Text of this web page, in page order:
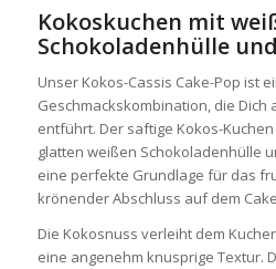
Kokoskuchen mit
Schokoladenhülle
Unser Kokos-Cassis Cake-Pop ist
Geschmackskombination, die Dich
entführt. Der saftige Kokos-
glatten weißen Schokoladenhülle
eine perfekte Grundlage für das
krönender Abschluss auf dem
Die Kokosnuss verleiht dem
eine angenehm knusprige Textur.